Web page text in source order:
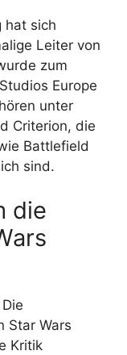
hat sich
Leiter von
zum
Europe
unter
Criterion, die
Battlefield
sind.
die
Star Wars
Kritik